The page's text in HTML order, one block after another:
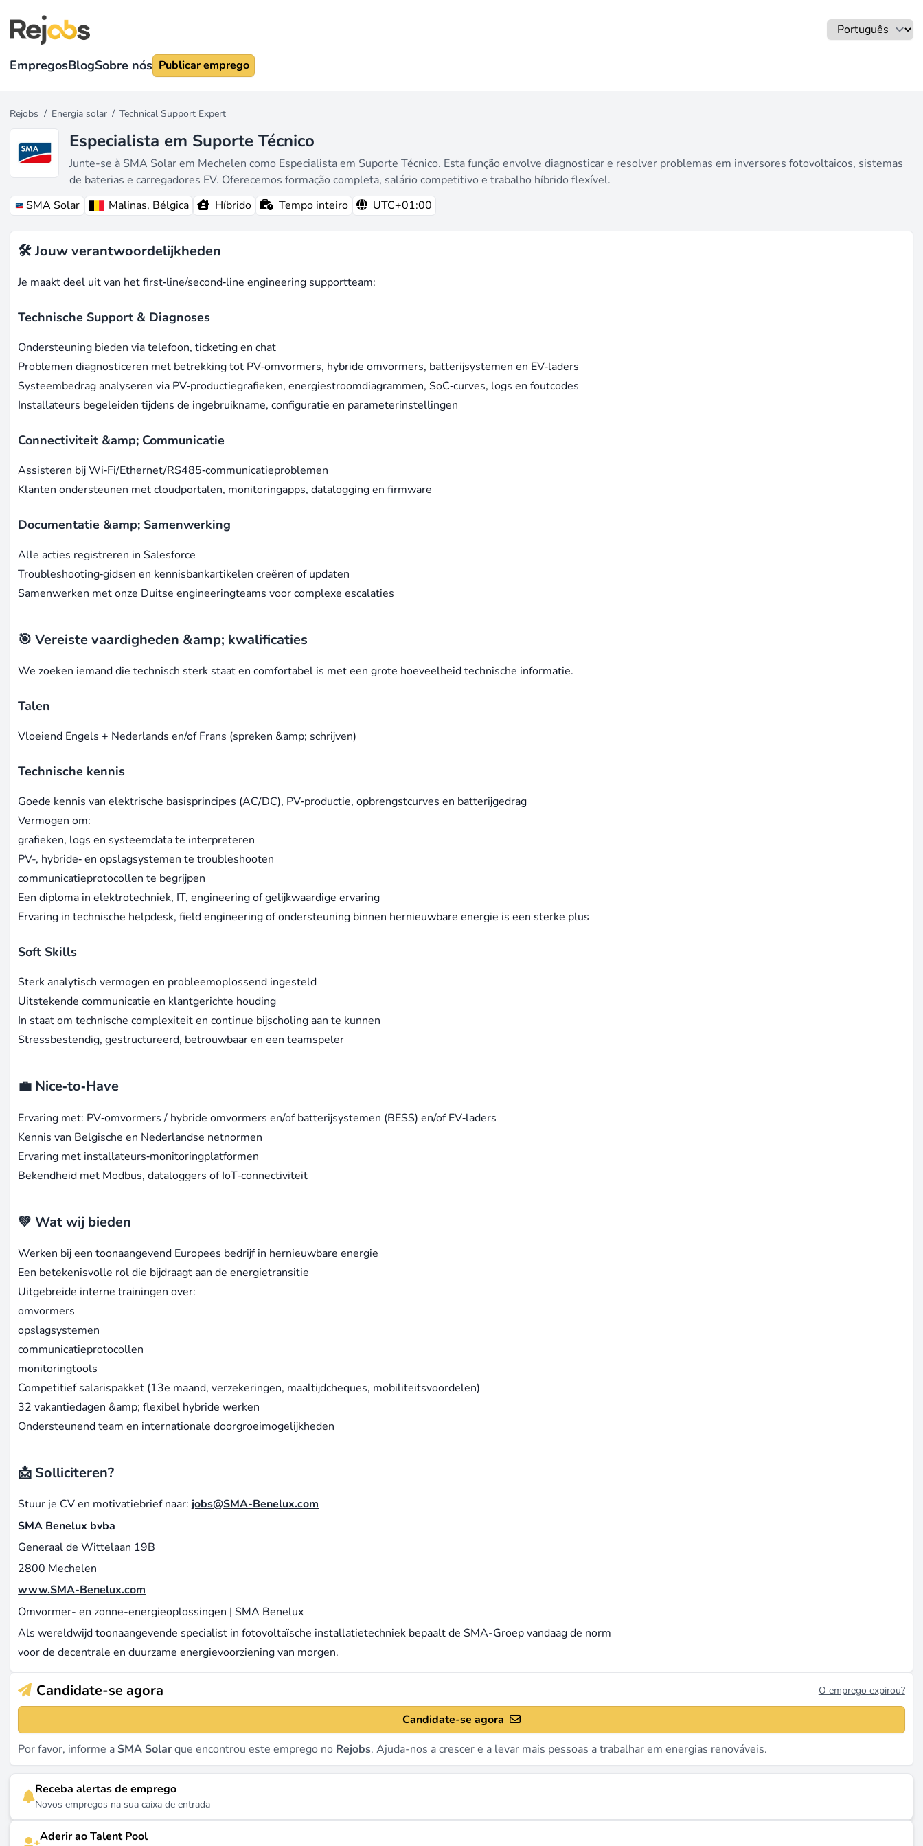
EmpregosBlogSobre nós Publicar emprego
Rejobs / Energia solar / Technical Support Expert
Especialista em Suporte Técnico
Junte-se à SMA Solar em Mechelen como Especialista em Suporte Técnico. Esta função envolve diagnosticar e resolver problemas em inversores fotovoltaicos, sistemas
de baterias e carregadores EV. Oferecemos formação completa, salário competitivo e trabalho híbrido flexível.
SMA Solar
Malinas, Bélgica Híbrido Tempo inteiro UTC+01:00
🛠 Jouw verantwoordelijkheden
Je maakt deel uit van het first‑line/second‑line engineering supportteam:
Technische Support & Diagnoses
Ondersteuning bieden via telefoon, ticketing en chat
Problemen diagnosticeren met betrekking tot PV‑omvormers, hybride omvormers, batterijsystemen en EV‑laders
Systeembedrag analyseren via PV‑productiegrafieken, energiestroomdiagrammen, SoC‑curves, logs en foutcodes
Installateurs begeleiden tijdens de ingebruikname, configuratie en parameterinstellingen
Connectiviteit &amp; Communicatie
Assisteren bij Wi‑Fi/Ethernet/RS485‑communicatieproblemen
Klanten ondersteunen met cloudportalen, monitoringapps, datalogging en firmware
Documentatie &amp; Samenwerking
Alle acties registreren in Salesforce
Troubleshooting‑gidsen en kennisbankartikelen creëren of updaten
Samenwerken met onze Duitse engineeringteams voor complexe escalaties
🎯 Vereiste vaardigheden &amp; kwalificaties
We zoeken iemand die technisch sterk staat en comfortabel is met een grote hoeveelheid technische informatie.
Talen
Vloeiend Engels + Nederlands en/of Frans (spreken &amp; schrijven)
Technische kennis
Goede kennis van elektrische basisprincipes (AC/DC), PV‑productie, opbrengstcurves en batterijgedrag
Vermogen om:
grafieken, logs en systeemdata te interpreteren
PV-, hybride‑ en opslagsystemen te troubleshooten
communicatieprotocollen te begrijpen
Een diploma in elektrotechniek, IT, engineering of gelijkwaardige ervaring
Ervaring in technische helpdesk, field engineering of ondersteuning binnen hernieuwbare energie is een sterke plus
Soft Skills
Sterk analytisch vermogen en probleemoplossend ingesteld
Uitstekende communicatie en klantgerichte houding
In staat om technische complexiteit en continue bijscholing aan te kunnen
Stressbestendig, gestructureerd, betrouwbaar en een teamspeler
💼 Nice‑to‑Have
Ervaring met: PV‑omvormers / hybride omvormers en/of batterijsystemen (BESS) en/of EV‑laders
Kennis van Belgische en Nederlandse netnormen
Ervaring met installateurs‑monitoringplatformen
Bekendheid met Modbus, dataloggers of IoT‑connectiviteit
💚 Wat wij bieden
Werken bij een toonaangevend Europees bedrijf in hernieuwbare energie
Een betekenisvolle rol die bijdraagt aan de energietransitie
Uitgebreide interne trainingen over:
omvormers
opslagsystemen
communicatieprotocollen
monitoringtools
Competitief salarispakket (13e maand, verzekeringen, maaltijdcheques, mobiliteitsvoordelen)
32 vakantiedagen &amp; flexibel hybride werken
Ondersteunend team en internationale doorgroeimogelijkheden
📩 Solliciteren?
Stuur je CV en motivatiebrief naar:jobs@SMA-Benelux.com
SMA Benelux bvba
Generaal de Wittelaan 19B
2800 Mechelen
www.SMA-Benelux.com
Omvormer- en zonne-energieoplossingen | SMA Benelux
Als wereldwijd toonaangevende specialist in fotovoltaïsche installatietechniek bepaalt de SMA-Groep vandaag de norm
voor de decentrale en duurzame energievoorziening van morgen.
Candidate-se agora O emprego expirou?
Candidate-se agora
Por favor, informe aSMA Solarque encontrou este emprego no Rejobs. Ajuda-nos a crescer e a levar mais pessoas a trabalhar em energias renováveis.
Receba alertas de emprego
Novos empregos na sua caixa de entrada
Aderir ao Talent Pool